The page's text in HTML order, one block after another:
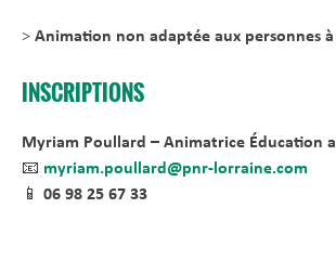
> Animation non adaptée aux personnes
INSCRIPTIONS
Myriam Poullard – Animatrice Éducation
📧 myriam.poullard@pnr-lorraine.com
📱 06 98 25 67 33